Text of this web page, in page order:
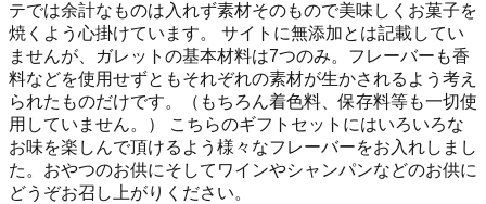
テでは余計なものは入れず素材そのもので美味しくお菓子を
焼くよう心掛けています。 サイトに無添加とは記載してい
ませんが、ガレットの基本材料は7つのみ。フレーバーも香
料などを使用せずともそれぞれの素材が生かされるよう考え
られたものだけです。（もちろん着色料、保存料等も一切使
用していません。） こちらのギフトセットにはいろいろな
お味を楽しんで頂けるよう様々なフレーバーをお入れしまし
た。おやつのお供にそしてワインやシャンパンなどのお供に
どうぞお召し上がりください。